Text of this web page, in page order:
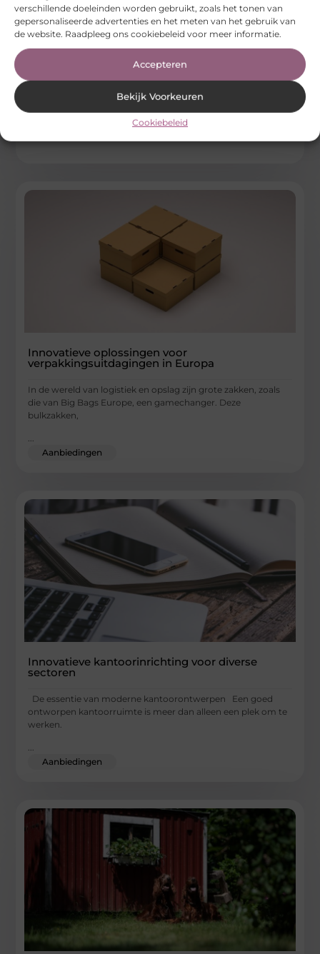
verschillende doeleinden worden gebruikt, zoals het tonen van
gepersonaliseerde advertenties en het meten van het gebruik van
de website. Raadpleeg ons cookiebeleid voor meer informatie.
Accepteren
Bekijk Voorkeuren
Cookiebeleid
Zo versterk je je merk met unieke gevelletters
Gevelletters versterken de uitstraling van je bedrijf en trekken
direct de aandacht van voorbijgangers. Met de juiste
materialen, verlichting en
Innovatieve oplossingen voor
verpakkingsuitdagingen in Europa
In de wereld van logistiek en opslag zijn grote zakken, zoals
die van Big Bags Europe, een gamechanger. Deze
bulkzakken,
Aanbiedingen
Innovatieve kantoorinrichting voor diverse
sectoren
De essentie van moderne kantoorontwerpen Een goed
ontworpen kantoorruimte is meer dan alleen een plek om te
werken.
...
Aanbiedingen